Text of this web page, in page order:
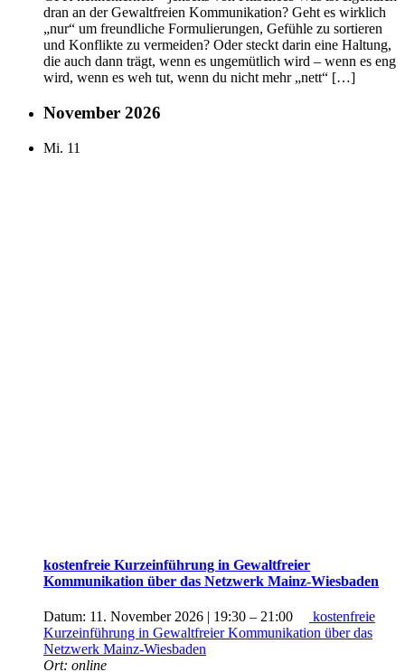
dran an der Gewaltfreien Kommunikation? Geht es wirklich
„nur“ um freundliche Formulierungen, Gefühle zu sortieren
und Konflikte zu vermeiden? Oder steckt darin eine Haltung,
die auch dann trägt, wenn es ungemütlich wird – wenn es eng
wird, wenn es weh tut, wenn du nicht mehr „nett“ […]
November 2026
Mi. 11
kostenfreie Kurzeinführung in Gewaltfreier
Kommunikation über das Netzwerk Mainz-Wiesbaden
Datum: 11. November 2026 | 19:30 – 21:00
kostenfreie
Kurzeinführung in Gewaltfreier Kommunikation über das
Netzwerk Mainz-Wiesbaden
Ort: online